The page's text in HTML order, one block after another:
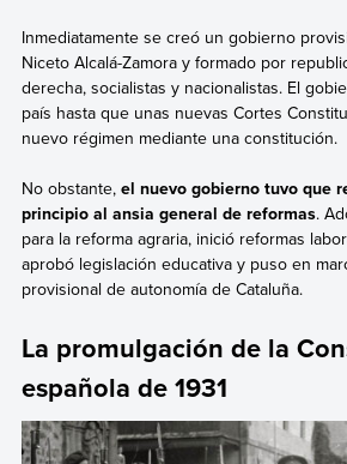
Inmediatamente se creó un gobierno
Niceto Alcalá-Zamora y formado por
derecha, socialistas y nacionalistas. El
país hasta que unas nuevas Cortes
nuevo régimen mediante una constitución.
No obstante, el nuevo gobierno tuvo que
principio al ansia general de reformas.
para la reforma agraria, inició reformas
aprobó legislación educativa y puso en
provisional de autonomía de Cataluña.
La promulgación de la
española de 1931